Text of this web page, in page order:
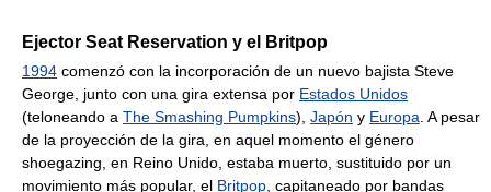
Ejector Seat Reservation y el Britpop
1994 comenzó con la incorporación de un nuevo bajista Steve
George, junto con una gira extensa por Estados Unidos
(teloneando a The Smashing Pumpkins), Japón y Europa . A pesar
de la proyección de la gira, en aquel momento el género
shoegazing, en Reino Unido, estaba muerto, sustituido por un
movimiento más popular, el Britpop , capitaneado por bandas